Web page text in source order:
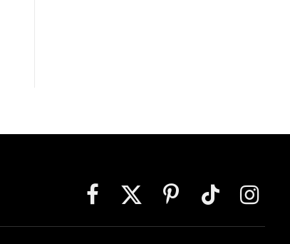
Facebook
X
PinterestTikTok